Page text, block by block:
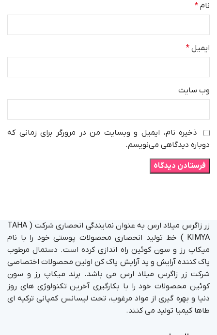
نام *
ایمیل *
وب‌ سایت
ذخیره نام، ایمیل و وبسایت من در مرورگر برای زمانی که
دوباره دیدگاهی می‌نویسم.
زر زاگرس میلاد ارس به عنوان نمایندگی انحصاری شرکت ( TAHA
KIMYA ) خط تولید انحصاری محصولات پوستی خود را با نام
میکاپ رز و سون کوئین راه اندازی کرده است. دستمال مرطوب
پاک کننده آرایش و پد آرایش پاک کن اولین محصولات اختصاصی
شرکت زر زاگرس میلاد ارس می باشد. برند میکاپ رز و سون
کوئین محصولات خود را با بکارگیری آخرین تکنولوژی های روز
دنیا و بهره گیری از مواد مرغوب، تحت لیسانس کمپانی ترکیه ای
طاها کیمیا تولید می کنند.